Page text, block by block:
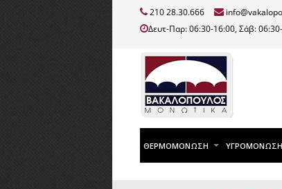
210 28.30.666
Δευτ-Παρ: 06:30-16:00, Σάβ:
ΘΕΡΜΟΜΟΝΩΣΗ ΥΓΡΟΜΟΝΩΣΗ